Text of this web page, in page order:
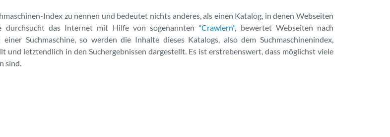
Index zu nennen und bedeutet nichts anderes, als einen Katalog, in denen Webseiten
durchsucht das Internet mit Hilfe von sogenannten "Crawlern", bewertet Webseiten nach
Suchmaschine, so werden die Inhalte dieses Katalogs, also dem Suchmaschinenindex,
letztendlich in den Suchergebnissen dargestellt. Es ist erstrebenswert, dass möglichst viele
sind.